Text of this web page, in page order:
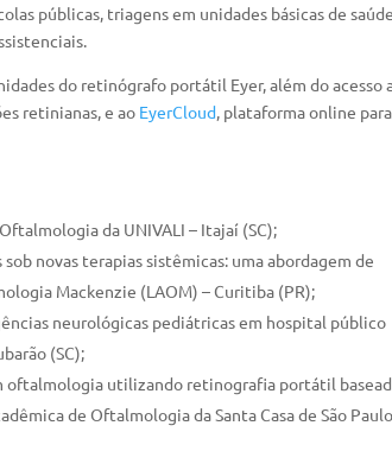
públicas, triagens em unidades básicas de
do retinógrafo portátil Eyer, além do acesso
retinianas, e ao EyerCloud, plataforma online para
da UNIVALI – Itajaí (SC);
novas terapias sistêmicas: uma abordagem de
Mackenzie (LAOM) – Curitiba (PR);
neurológicas pediátricas em hospital público
(SC);
oftalmologia utilizando retinografia portátil
de Oftalmologia da Santa Casa de São